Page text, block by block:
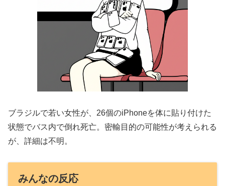
ブラジルで若い女性が、26個のiPhoneを体に貼り付けた
状態でバス内で倒れ死亡。密輸目的の可能性が考えられる
が、詳細は不明。
みんなの反応